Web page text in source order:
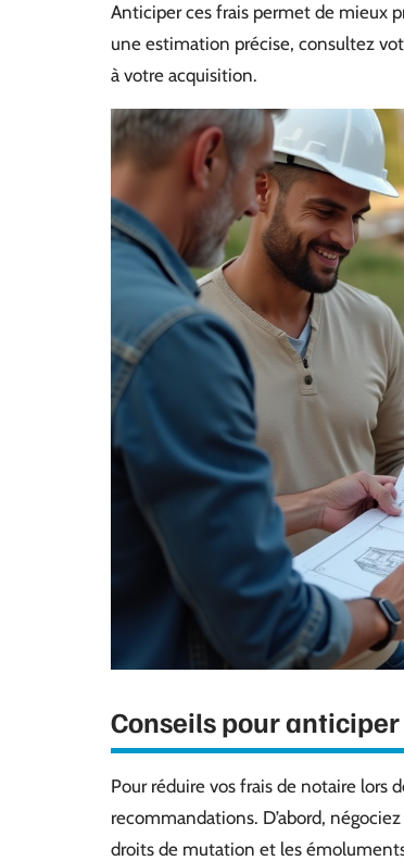
Anticiper ces frais permet de mieux
une estimation précise, consultez
à votre acquisition.
Conseils pour
Pour réduire vos frais de notaire lors
recommandations. D’abord,
droits de mutation et les